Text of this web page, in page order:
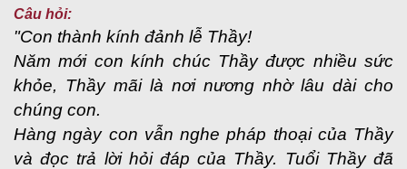
Câu hỏi:
"Con thành kính đảnh lễ Thầy!
Năm mới con kính chúc Thầy được nhiều sức
khỏe, Thầy mãi là nơi nương nhờ lâu dài cho
chúng con.
Hàng ngày con vẫn nghe pháp thoại của Thầy
và đọc trả lời hỏi đáp của Thầy. Tuổi Thầy đã